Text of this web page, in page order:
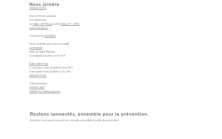
Restons connectés, ensemble pour la prévention.
Abonnez-vous pour recevoir nos conseils, nouvelles et outils de prévention.
Nous joindre
418 665-0096
Soirs et fin de semaine
Par téléphone
au1 866 - APPELLEsoit le1 866 277 - 3553
www.suicide.ca
Par texto au#535353
Deux endroits pour vous accueillir
La Malbaie
448, rue Saint-Étienne
La Malbaie (Québec) G5A 1H4
Baie-Saint-Paul
11, rue Saint-Jean-Baptiste, local 207
Baie-Saint-Paul (Québec) G3Z 1M1
418 665-0096
Administration
418 665-3921
aide@cps-charlevoix.com